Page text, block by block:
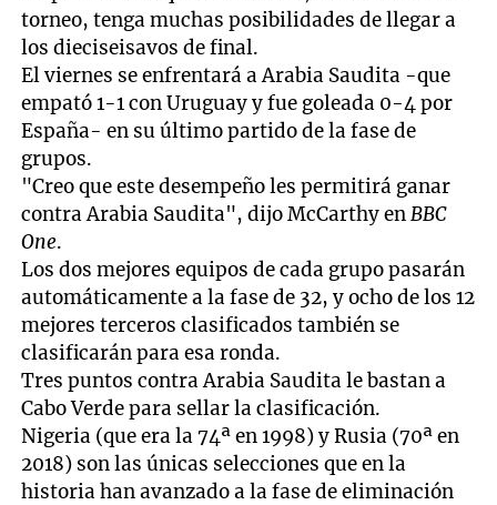
torneo, tenga muchas posibilidades de llegar a
los dieciseisavos de final.
El viernes se enfrentará a Arabia Saudita -que
empató 1-1 con Uruguay y fue goleada 0-4 por
España- en su último partido de la fase de
grupos.
"Creo que este desempeño les permitirá ganar
contra Arabia Saudita", dijo McCarthy enBBC
One.
Los dos mejores equipos de cada grupo pasarán
automáticamente a la fase de 32, y ocho de los 12
mejores terceros clasificados también se
clasificarán para esa ronda.
Tres puntos contra Arabia Saudita le bastan a
Cabo Verde para sellar la clasificación.
Nigeria (que era la 74ª en 1998) y Rusia (70ª en
2018) son las únicas selecciones que en la
historia han avanzado a la fase de eliminación